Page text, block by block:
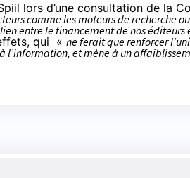
lors d’une consultation de la
comme les moteurs de recherche
entre le financement de nos éditeurs
qui « ne ferait que renforcer
et mène à un